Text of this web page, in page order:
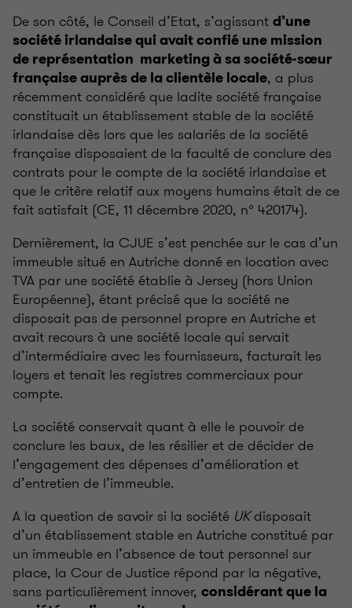
De son côté, le Conseil d’Etat, s’agissant d’une
société irlandaise qui avait confié une mission
de représentation marketing à sa société-sœur
française auprès de la clientèle locale, a plus
récemment considéré que ladite société française
constituait un établissement stable de la société
irlandaise dès lors que les salariés de la société
française disposaient de la faculté de conclure des
contrats pour le compte de la société irlandaise et
que le critère relatif aux moyens humains était de ce
fait satisfait (CE, 11 décembre 2020, n° 420174).
Dernièrement, la CJUE s’est penchée sur le cas d’un
immeuble situé en Autriche donné en location avec
TVA par une société établie à Jersey (hors Union
Européenne), étant précisé que la société ne
disposait pas de personnel propre en Autriche et
avait recours à une société locale qui servait
d’intermédiaire avec les fournisseurs, facturait les
loyers et tenait les registres commerciaux pour
compte.
La société conservait quant à elle le pouvoir de
conclure les baux, de les résilier et de décider de
l’engagement des dépenses d’amélioration et
d’entretien de l’immeuble.
A la question de savoir si la société UKdisposait
d’un établissement stable en Autriche constitué par
un immeuble en l’absence de tout personnel sur
place, la Cour de Justice répond par la négative,
sans particulièrement innover, considérant que la